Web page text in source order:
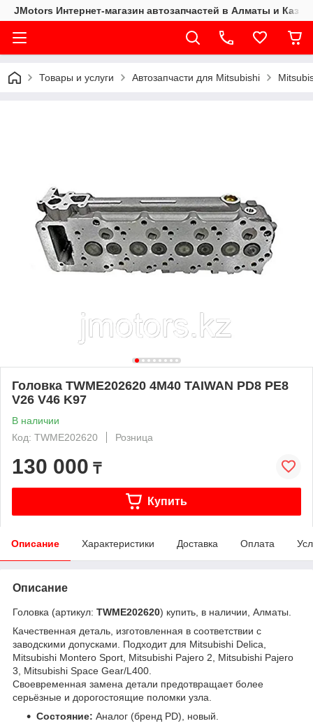
JMotors Интернет-магазин автозапчастей в Алматы и
Товары и услуги Автозапчасти для Mitsubishi
Головка TWME202620 4М40 TAIWAN PD8 PE8
V26 V46 K97
В наличии
Код: TWME202620
Розница
130 000 ₸
Купить
Описание Характеристики Доставка Оплата
Описание
Головка (артикул: TWME202620) купить, в наличии, Алматы.
Качественная деталь, изготовленная в соответствии с
заводскими допусками. Подходит для Mitsubishi Delica,
Mitsubishi Montero Sport, Mitsubishi Pajero 2, Mitsubishi Pajero
3, Mitsubishi Space Gear/L400.
Своевременная замена детали предотвращает более
серьёзные и дорогостоящие поломки узла.
Состояние: Аналог (бренд PD), новый.